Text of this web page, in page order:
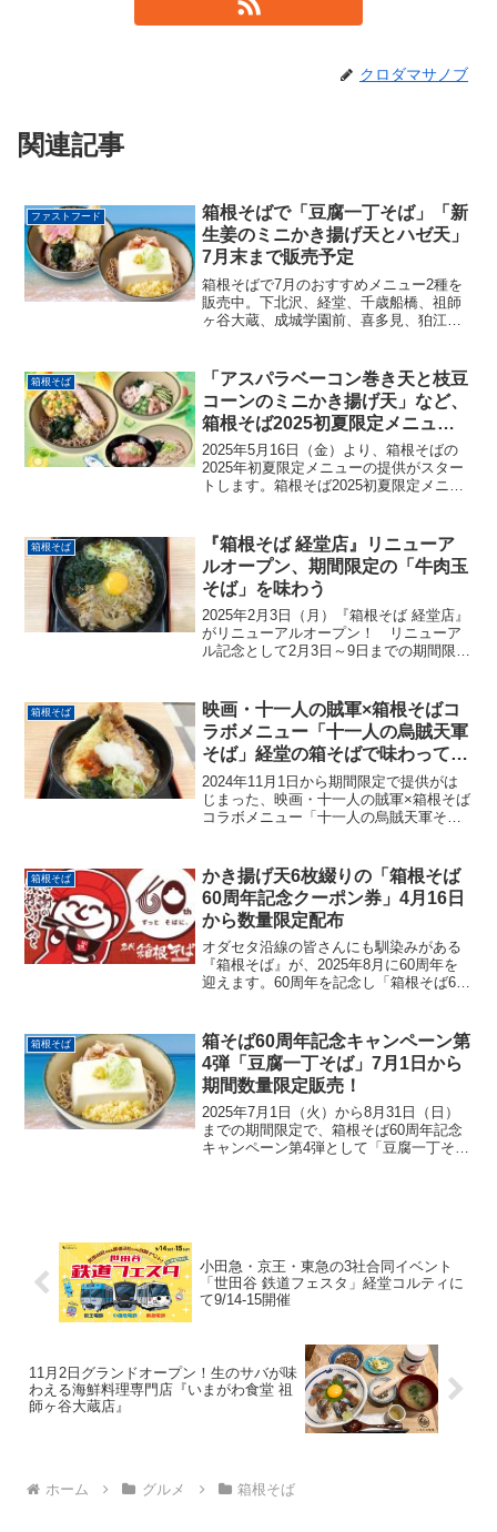
クロダマサノブ
関連記事
ファストフード
箱根そばで「豆腐一丁そば」「新
生姜のミニかき揚げ天とハゼ天」
7月末まで販売予定
箱根そばで7月のおすすめメニュー2種を
販売中。下北沢、経堂、千歳船橋、祖師
ヶ谷大蔵、成城学園前、喜多見、狛江の
箱根そば
「アスパラベーコン巻き天と枝豆
コーンのミニかき揚げ天」など、
箱根そば2025初夏限定メニュー5
月16日より登場
2025年5月16日（金）より、箱根そばの
2025年初夏限定メニューの提供がスター
トします。箱根そば2025初夏限定メニュ
コン巻き天をのせた「アスパラベーコン
巻き天と...
箱根そば
『箱根そば 経堂店』リニューア
ルオープン、期間限定の「牛肉玉
そば」を味わう
2025年2月3日（月）『箱根そば 経堂店』
がリニューアルオープン！ リニューア
ル記念として2月3日～9日までの期間限定
経堂店』リニューアルオープンを記念
し、2月3日...
箱根そば
映画・十一人の賊軍×箱根そばコ
ラボメニュー「十一人の烏賊天軍
そば」経堂の箱そばで味わってき
ました
2024年11月1日から期間限定で提供がは
じまった、映画・十一人の賊軍×箱根そば
コラボメニュー「十一人の烏賊天軍そ
11月1日から15日までの期間限定「十一人
の烏賊天...
箱根そば
かき揚げ天6枚綴りの「箱根そば
60周年記念クーポン券」4月16日
から数量限定配布
オダセタ沿線の皆さんにも馴染みがある
『箱根そば』が、2025年8月に60周年を
迎えます。60周年を記念し「箱根そば60
券」が4月16日から配布されます。配布さ
れるのは...
箱根そば
箱そば60周年記念キャンペーン第
4弾「豆腐一丁そば」7月1日から
期間数量限定販売！
2025年7月1日（火）から8月31日（日）
までの期間限定で、箱根そば60周年記念
キャンペーン第4弾として「豆腐一丁そ
小田急・京王・東急の3社合同イベント
「世田谷 鉄道フェスタ」経堂コルティに
て9/14-15開催
11月2日グランドオープン！生のサバが味
わえる海鮮料理専門店『いまがわ食堂 祖
師ヶ谷大蔵店』
ホーム グルメ 箱根そば